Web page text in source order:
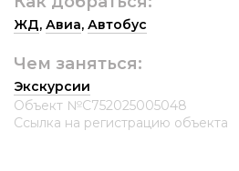
ЖД, Авиа, Автобус
Чем заняться:
Экскурсии
Объект №С752025005048
Ссылка на регистрацию объекта